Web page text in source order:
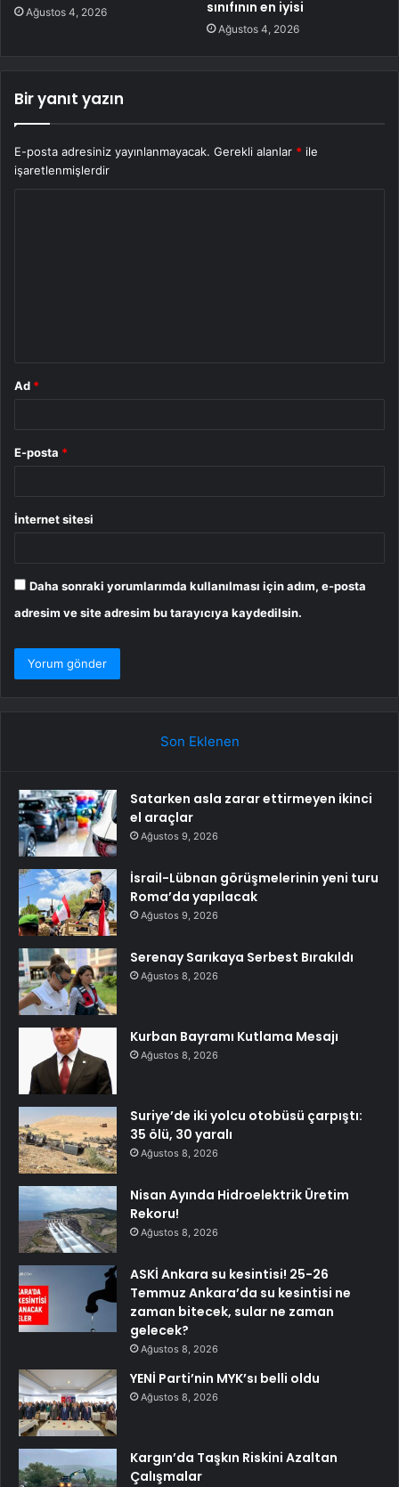
Ağustos 4, 2026 sınıfının en iyisi
Ağustos 4, 2026
Bir yanıt yazın
E-posta adresiniz yayınlanmayacak. Gerekli alanlar * ile
işaretlenmişlerdir
Ad *
E-posta *
İnternet sitesi
Daha sonraki yorumlarımda kullanılması için adım, e-posta
adresim ve site adresim bu tarayıcıya kaydedilsin.
Son Eklenen
Satarken asla zarar ettirmeyen ikinci
el araçlar
Ağustos 9, 2026
İsrail-Lübnan görüşmelerinin yeni turu
Roma’da yapılacak
Ağustos 9, 2026
Serenay Sarıkaya Serbest Bırakıldı
Ağustos 8, 2026
Kurban Bayramı Kutlama Mesajı
Ağustos 8, 2026
Suriye’de iki yolcu otobüsü çarpıştı:
35 ölü, 30 yaralı
Ağustos 8, 2026
Nisan Ayında Hidroelektrik Üretim
Rekoru!
Ağustos 8, 2026
ASKİ Ankara su kesintisi! 25-26
Temmuz Ankara’da su kesintisi ne
zaman bitecek, sular ne zaman
gelecek?
Ağustos 8, 2026
YENİ Parti’nin MYK’sı belli oldu
Ağustos 8, 2026
Kargın’da Taşkın Riskini Azaltan
Çalışmalar